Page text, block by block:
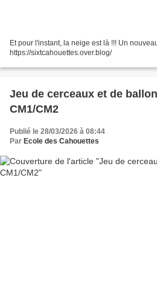
Et pour l'instant, la neige est là !!! Un
https://sixtcahouettes.over.blog/
Jeu de cerceaux et de
CM1/CM2
Publié le 28/03/2026 à 08:44
Par Ecole des Cahouettes